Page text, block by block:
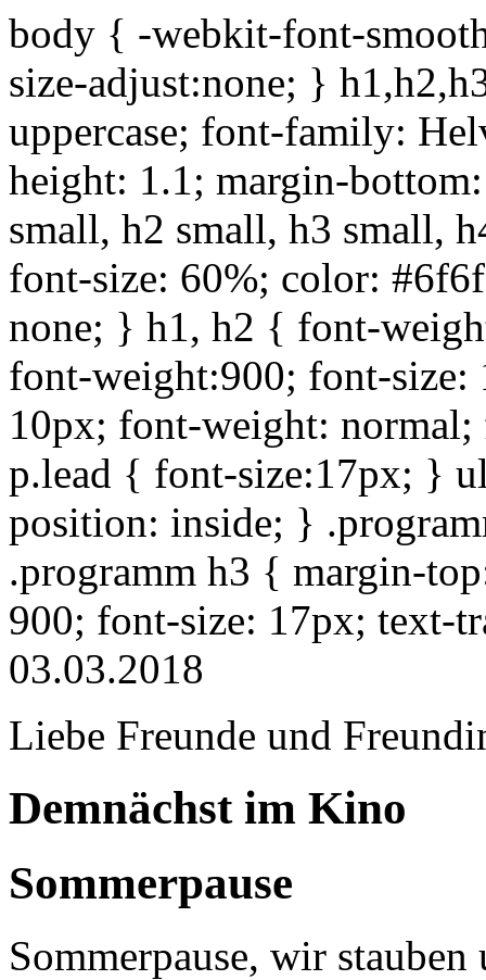
body { -webkit-font-
size-adjust:none; }
uppercase; font-family:
height: 1.1; margin-
small, h2 small, h3 small,
font-size: 60%; color:
none; } h1, h2 { font-
font-weight:900; font-
10px; font-weight:
p.lead { font-size:17px; }
position: inside; }
.programm h3 { margin-
900; font-size: 17px; text-
03.03.2018
Liebe Freunde und
Demnächst im Kino
Sommerpause
Sommerpause, wir